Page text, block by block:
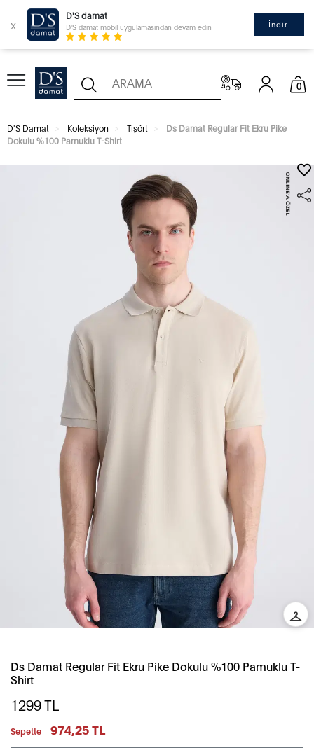
x
D'S damat
D'S damat mobil uygulamasından devam edin İndir
0
D'S Damat Koleksiyon Tişört
Ds Damat Regular Fit Ekru Pike
Dokulu %100 Pamuklu T-Shirt
Ds Damat Regular Fit Ekru Pike Dokulu %100 Pamuklu T-
Shirt
1299TL
Sepette 974,25 TL